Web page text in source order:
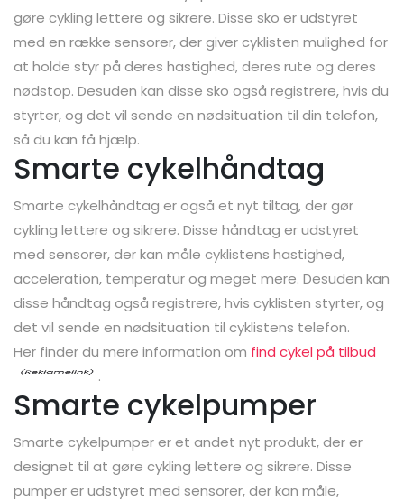
gøre cykling lettere og sikrere. Disse sko er udstyret
med en række sensorer, der giver cyklisten mulighed for
at holde styr på deres hastighed, deres rute og deres
nødstop. Desuden kan disse sko også registrere, hvis du
styrter, og det vil sende en nødsituation til din telefon,
så du kan få hjælp.
Smarte cykelhåndtag
Smarte cykelhåndtag er også et nyt tiltag, der gør
cykling lettere og sikrere. Disse håndtag er udstyret
med sensorer, der kan måle cyklistens hastighed,
acceleration, temperatur og meget mere. Desuden kan
disse håndtag også registrere, hvis cyklisten styrter, og
det vil sende en nødsituation til cyklistens telefon.
Her finder du mere information om find cykel på tilbud
.
Smarte cykelpumper
Smarte cykelpumper er et andet nyt produkt, der er
designet til at gøre cykling lettere og sikrere. Disse
pumper er udstyret med sensorer, der kan måle,